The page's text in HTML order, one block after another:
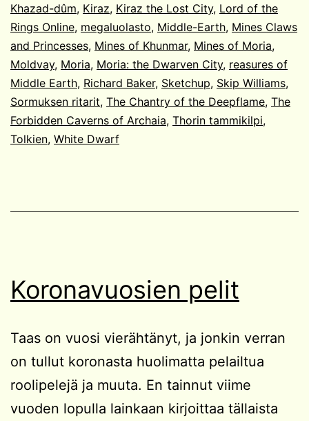
Khazad-dûm, Kiraz, Kiraz the Lost City, Lord of the
Rings Online, megaluolasto, Middle-Earth, Mines Claws
and Princesses, Mines of Khunmar, Mines of Moria,
Moldvay, Moria, Moria: the Dwarven City, reasures of
Middle Earth, Richard Baker, Sketchup, Skip Williams,
Sormuksen ritarit, The Chantry of the Deepflame, The
Forbidden Caverns of Archaia, Thorin tammikilpi,
Tolkien, White Dwarf
Koronavuosien pelit
Taas on vuosi vierähtänyt, ja jonkin verran
on tullut koronasta huolimatta pelailtua
roolipelejä ja muuta. En tainnut viime
vuoden lopulla lainkaan kirjoittaa tällaista